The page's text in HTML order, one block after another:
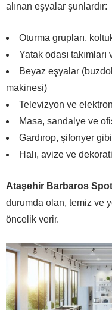
alınan eşyalar şunlardır:
Oturma grupları,
Yatak odası
Beyaz eşyalar
makinesi)
Televizyon ve
Masa, sandalye ve
Gardırop, şifonyer
Halı, avize ve
Ataşehir Barbaros
durumda olan, temiz ve
öncelik verir.